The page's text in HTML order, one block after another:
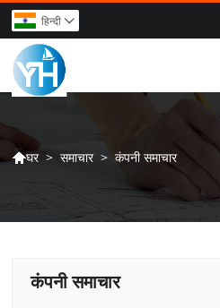
हिन्दी 
घर > समाचार > कंपनी समाचार
कंपनी समाचार